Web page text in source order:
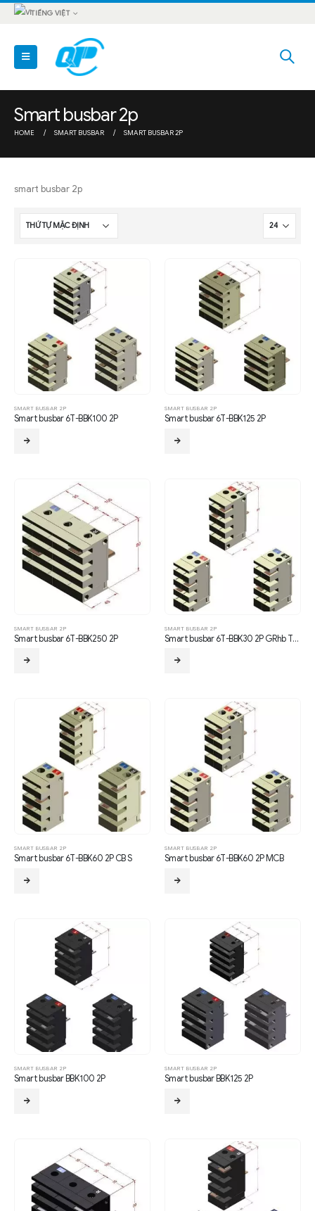
TIẾNG VIỆT
Smart busbar 2p
HOME SMART BUSBAR SMART BUSBAR 2P
smart busbar 2p
SMART BUSBAR 2P
Smart busbar 6T-BBK100 2P
SMART BUSBAR 2P
Smart busbar 6T-BBK125 2P
SMART BUSBAR 2P
Smart busbar 6T-BBK250 2P
SMART BUSBAR 2P
Smart busbar 6T-BBK30 2P GRhb TYPE
SMART BUSBAR 2P
Smart busbar 6T-BBK60 2P CB S
SMART BUSBAR 2P
Smart busbar 6T-BBK60 2P MCB
SMART BUSBAR 2P
Smart busbar BBK100 2P
SMART BUSBAR 2P
Smart busbar BBK125 2P